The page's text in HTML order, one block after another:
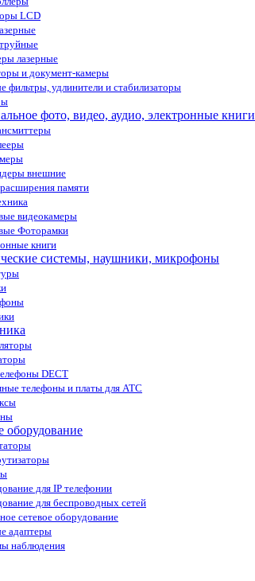
LCD
лазерные
и документ-камеры
фильтры, удлинители и стабилизаторы
фото, видео, аудио, электронные книги
внешние
памяти
видеокамеры
Фоторамки
книги
системы, наушники, микрофоны
DECT
телефоны и платы для АТС
оборудование
для IP телефонии
для беспроводных сетей
сетевое оборудование
адаптеры
наблюдения